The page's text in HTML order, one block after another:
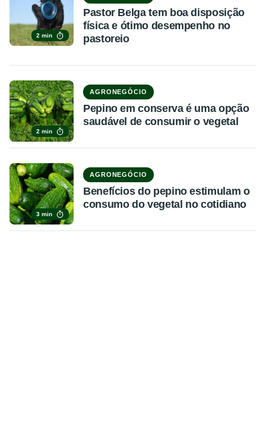
2 min
Pastor Belga tem boa disposição
física e ótimo desempenho no
pastoreio
2 min
AGRONEGÓCIO
Pepino em conserva é uma opção
saudável de consumir o vegetal
3 min
AGRONEGÓCIO
Benefícios do pepino estimulam o
consumo do vegetal no cotidiano